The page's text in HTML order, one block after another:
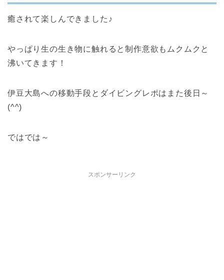
癒されて楽しんできました♪
やっぱり生の生き物に触れると制作意欲もムクムクと
沸いてきます！
伊豆大島への移動手段とダイビングレポはまた後日～
(^^)
ではでは～
スポンサーリンク